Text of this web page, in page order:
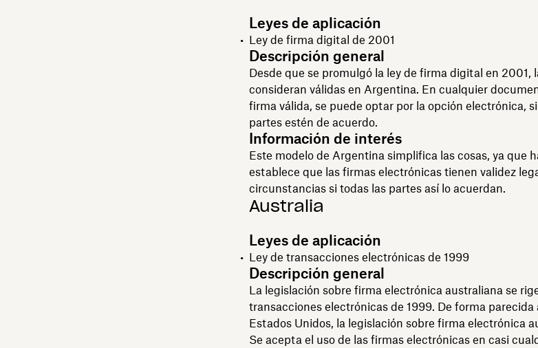
Leyes de aplicación
Ley de firma digital de 2001
Descripción general
Desde que se promulgó la ley de firma digital en 2001,
consideran válidas en Argentina. En cualquier
firma válida, se puede optar por la opción electrónica,
partes estén de acuerdo.
Información de interés
Este modelo de Argentina simplifica las cosas, ya que
establece que las firmas electrónicas tienen validez
circunstancias si todas las partes así lo acuerdan.
Australia
Leyes de aplicación
Ley de transacciones electrónicas de 1999
Descripción general
La legislación sobre firma electrónica australiana se
transacciones electrónicas de 1999. De forma parecida
Estados Unidos, la legislación sobre firma electrónica
Se acepta el uso de las firmas electrónicas en casi